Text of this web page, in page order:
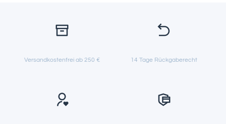
Versandkostenfrei ab 250 € 14 Tage Rückgaberecht